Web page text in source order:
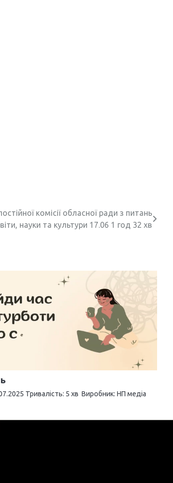
комісії обласної ради з питань
науки та культури 17.06 1 год 32 хв
Тривалість: 5 хв Виробник: НП медіа